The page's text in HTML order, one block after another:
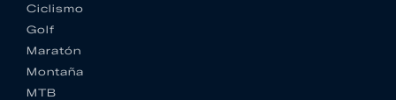
Ciclismo
Golf
Maratón
Montaña
MTB